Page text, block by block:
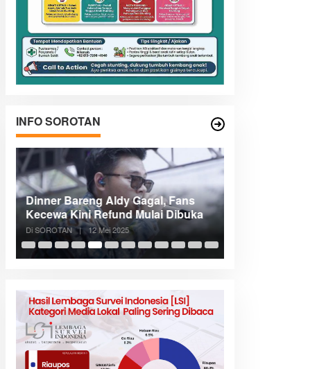
INFO SOROTAN
Dinner Bareng Aldy Gagal, Fans
Kecewa Kini Refund Mulai Dibuka
Di SOROTAN | 12 Mei 2025